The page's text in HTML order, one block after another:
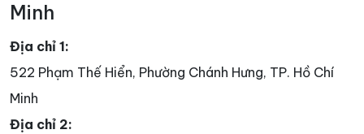
Minh
Địa chỉ 1:
522 Phạm Thế Hiển, Phường Chánh Hưng, TP. Hồ Chí
Minh
Địa chỉ 2: